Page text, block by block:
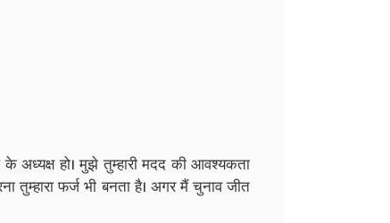
हो। मुझे तुम्हारी मदद की आवश्यकता
तुम्हारा फर्ज भी बनता है। अगर मैं चुनाव जीत